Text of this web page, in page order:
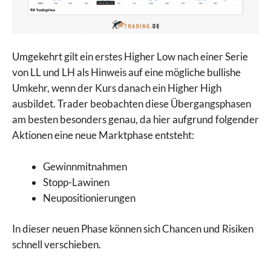
Umgekehrt gilt ein erstes Higher Low nach einer Serie
von LL und LH als Hinweis auf eine mögliche bullishe
Umkehr, wenn der Kurs danach ein Higher High
ausbildet. Trader beobachten diese Übergangsphasen
am besten besonders genau, da hier aufgrund folgender
Aktionen eine neue Marktphase entsteht:
Gewinnmitnahmen
Stopp-Lawinen
Neupositionierungen
In dieser neuen Phase können sich Chancen und Risiken
schnell verschieben.